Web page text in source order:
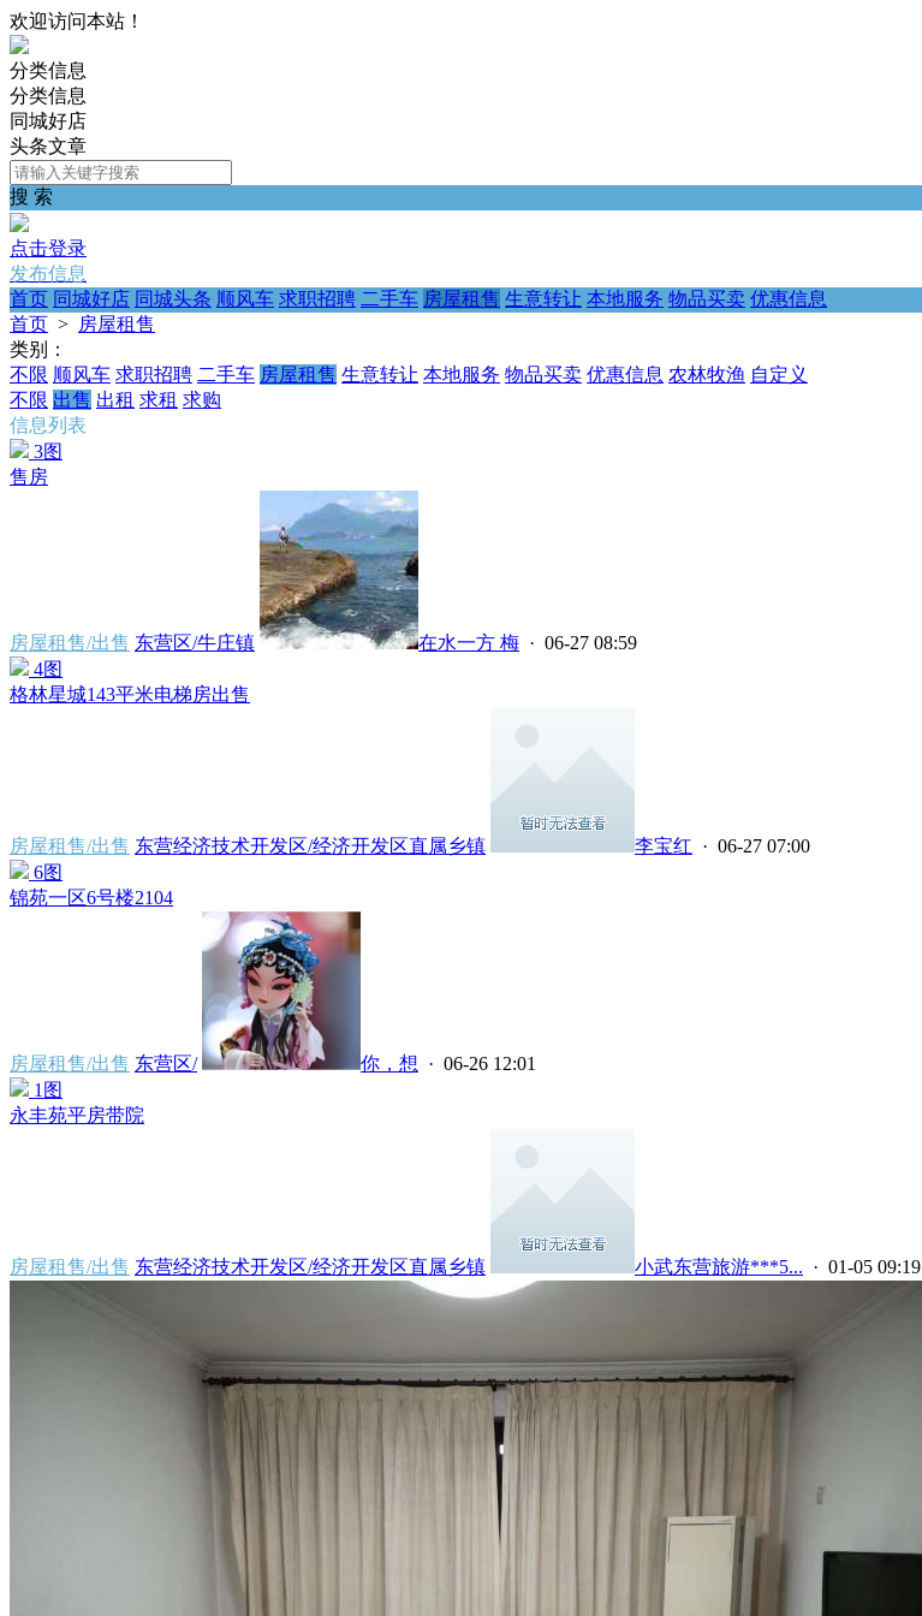
欢迎访问本站！
分类信息
分类信息
同城好店
头条文章
搜 索
点击登录
发布信息
首页 同城好店 同城头条 顺风车 求职招聘 二手车 房屋租售 生意转让 本地服务 物品买卖 优惠信息
首页 > 房屋租售
类别：
不限 顺风车 求职招聘 二手车 房屋租售 生意转让 本地服务 物品买卖 优惠信息 农林牧渔 自定义
不限 出售 出租 求租 求购
信息列表
3图
售房
房屋租售/出售 东营区/牛庄镇 在水一方 梅 · 06-27 08:59
4图
格林星城143平米电梯房出售
房屋租售/出售 东营经济技术开发区/经济开发区直属乡镇 李宝红 · 06-27 07:00
6图
锦苑一区6号楼2104
房屋租售/出售 东营区/ 你，想 · 06-26 12:01
1图
永丰苑平房带院
房屋租售/出售 东营经济技术开发区/经济开发区直属乡镇 小武东营旅游***5... · 01-05 09:19